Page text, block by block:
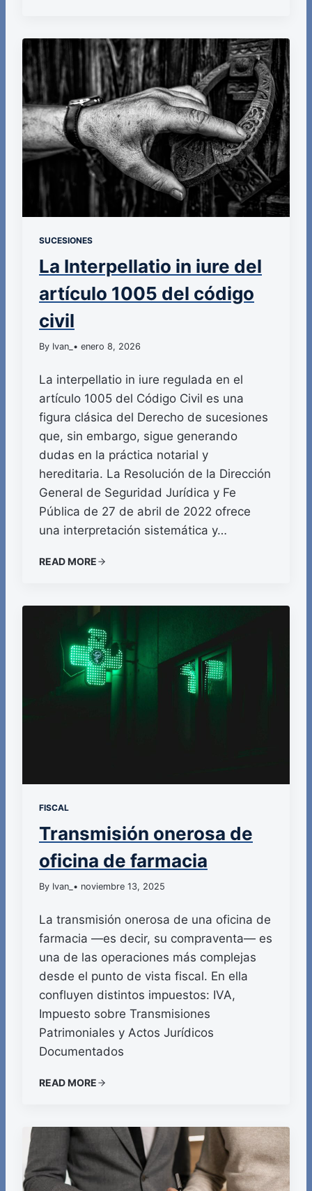
SUCESIONES
La Interpellatio in iure del
artículo 1005 del código
civil
By Ivan_ • enero 8, 2026
La interpellatio in iure regulada en el
artículo 1005 del Código Civil es una
figura clásica del Derecho de sucesiones
que, sin embargo, sigue generando
dudas en la práctica notarial y
hereditaria. La Resolución de la Dirección
General de Seguridad Jurídica y Fe
Pública de 27 de abril de 2022 ofrece
una interpretación sistemática y…
READ MORE
FISCAL
Transmisión onerosa de
oficina de farmacia
By Ivan_ • noviembre 13, 2025
La transmisión onerosa de una oficina de
farmacia —es decir, su compraventa— es
una de las operaciones más complejas
desde el punto de vista fiscal. En ella
confluyen distintos impuestos: IVA,
Impuesto sobre Transmisiones
Patrimoniales y Actos Jurídicos
Documentados
READ MORE